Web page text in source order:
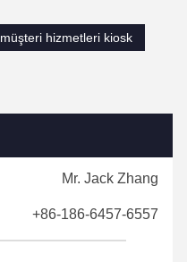
müşteri hizmetleri kiosk
Mr. Jack Zhang
+86-186-6457-6557